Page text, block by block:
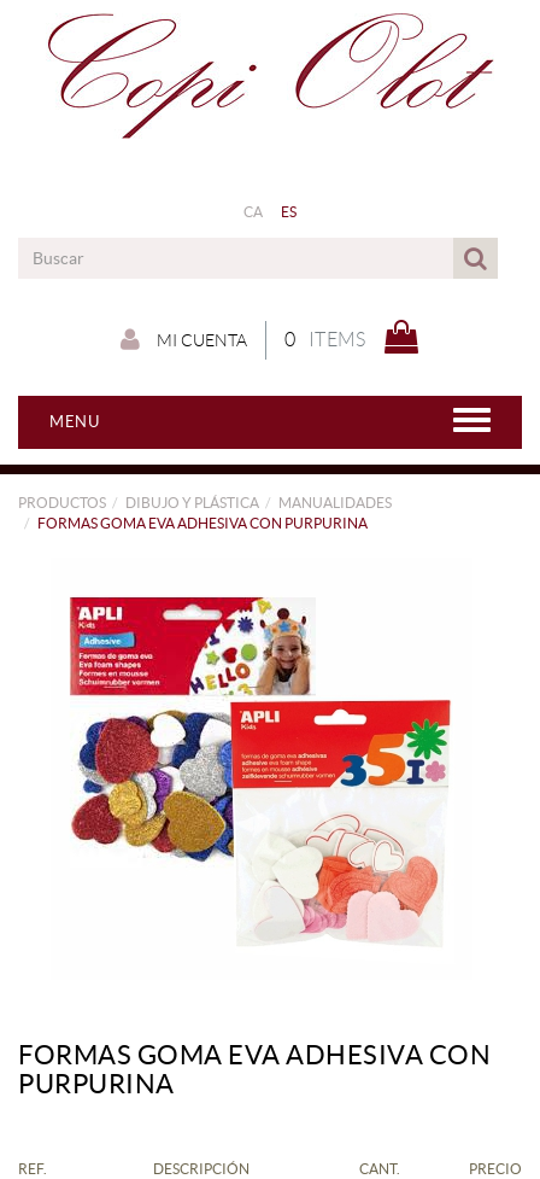
CA ES
0 ITEMS
MI CUENTA
MENU
PRODUCTOS DIBUJO Y PLÁSTICA
MANUALIDADES
FORMAS GOMA EVA ADHESIVA CON PURPURINA
FORMAS GOMA EVA ADHESIVA CON
PURPURINA
REF. DESCRIPCIÓN CANT. PRECIO